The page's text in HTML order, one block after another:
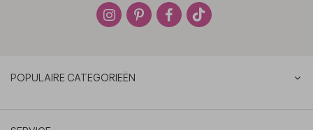
POPULAIRE CATEGORIEËN